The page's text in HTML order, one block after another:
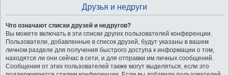
Друзья и недруги
Что означают списки друзей и недругов?
Вы можете включать в эти списки других пользователей конференции.
Пользователи, добавленные в список друзей, будут указаны в вашем
личном разделе для получения быстрого доступа к информации о том,
находятся ли они сейчас в сети, и для отправки им личных сообщений.
Сообщения от этих пользователей также могут выделяться, если это